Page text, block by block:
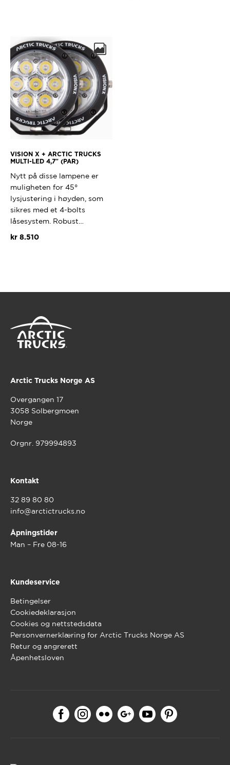
kan
velges
på
produktsiden
VISION X + ARCTIC TRUCKS
MULTI-LED 4,7″ (PAR)
Nytt på disse lampene er
muligheten for 45°
lysjustering i høyden, som
sikres med et 4-bolts
låsesystem. Robust…
kr8.510
Arctic Trucks Norge AS
Overgangen 17
3058 Solbergmoen
Norge
Orgnr. 979994893
Kontakt
32 89 80 80
info@arctictrucks.no
Åpningstider
Man – Fre 08-16
Kundeservice
Betingelser
Cookiedeklarasjon
Cookies og nettstedsdata
Personvernerklæring for Arctic Trucks Norge AS
Retur og angrerett
Åpenhetsloven